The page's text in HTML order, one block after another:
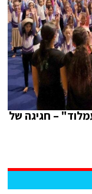
– חגיגה של